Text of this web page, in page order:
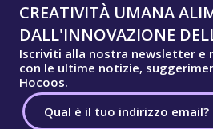
CREATIVITÀ UMANA
DALL'INNOVAZIONE
Iscriviti alla nostra newsletter e
con le ultime notizie,
Hocoos.